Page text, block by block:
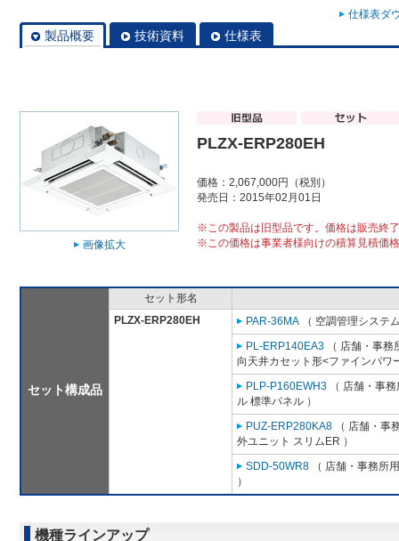
仕様表ダ
製品概要 技術資料 仕様表
画像拡大
PLZX-ERP280EH
価格：2,067,000円（税別）
発売日：2015年02月01日
※この製品は旧型品です。価格は販売終
※この価格は事業者様向けの積算見積価
セット構成品
セット形名
PLZX-ERP280EH
PAR-36MA （ 空調管理システ
PL-ERP140EA3 （ 店舗・事
向天井カセット形<ファインパワ
PLP-P160EWH3 （ 店舗・事
ル 標準パネル ）
PUZ-ERP280KA8 （ 店舗・事
外ユニット スリムER ）
SDD-50WR8 （ 店舗・事務所
）
機種ラインアップ